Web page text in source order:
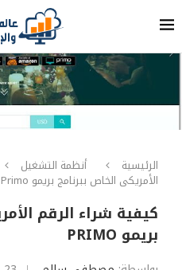
الرئيسية أنظمة التشغيل
الأمريكى الخاص ببرنامج بريمو Primo
كيفية شراء الرقم
بريمو PRIMO